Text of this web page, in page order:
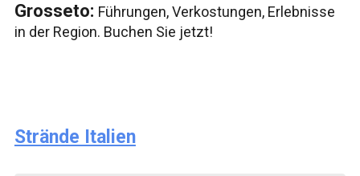
Grosseto: Führungen, Verkostungen, Erlebnisse
in der Region. Buchen Sie jetzt!
Strände Italien